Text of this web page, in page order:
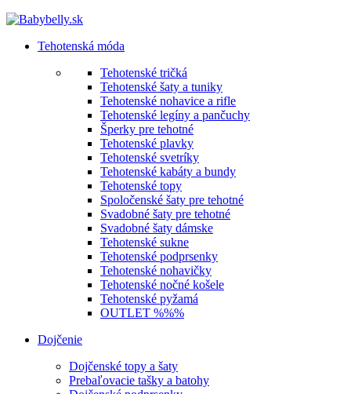
Tehotenská móda
Tehotenské tričká
Tehotenské šaty a tuniky
Tehotenské nohavice a rifle
Tehotenské legíny a pančuchy
Šperky pre tehotné
Tehotenské plavky
Tehotenské svetríky
Tehotenské kabáty a bundy
Tehotenské topy
Spoločenské šaty pre tehotné
Svadobné šaty pre tehotné
Svadobné šaty dámske
Tehotenské sukne
Tehotenské podprsenky
Tehotenské nohavičky
Tehotenské nočné košele
Tehotenské pyžamá
OUTLET %%%
Dojčenie
Dojčenské topy a šaty
Prebaľovacie tašky a batohy